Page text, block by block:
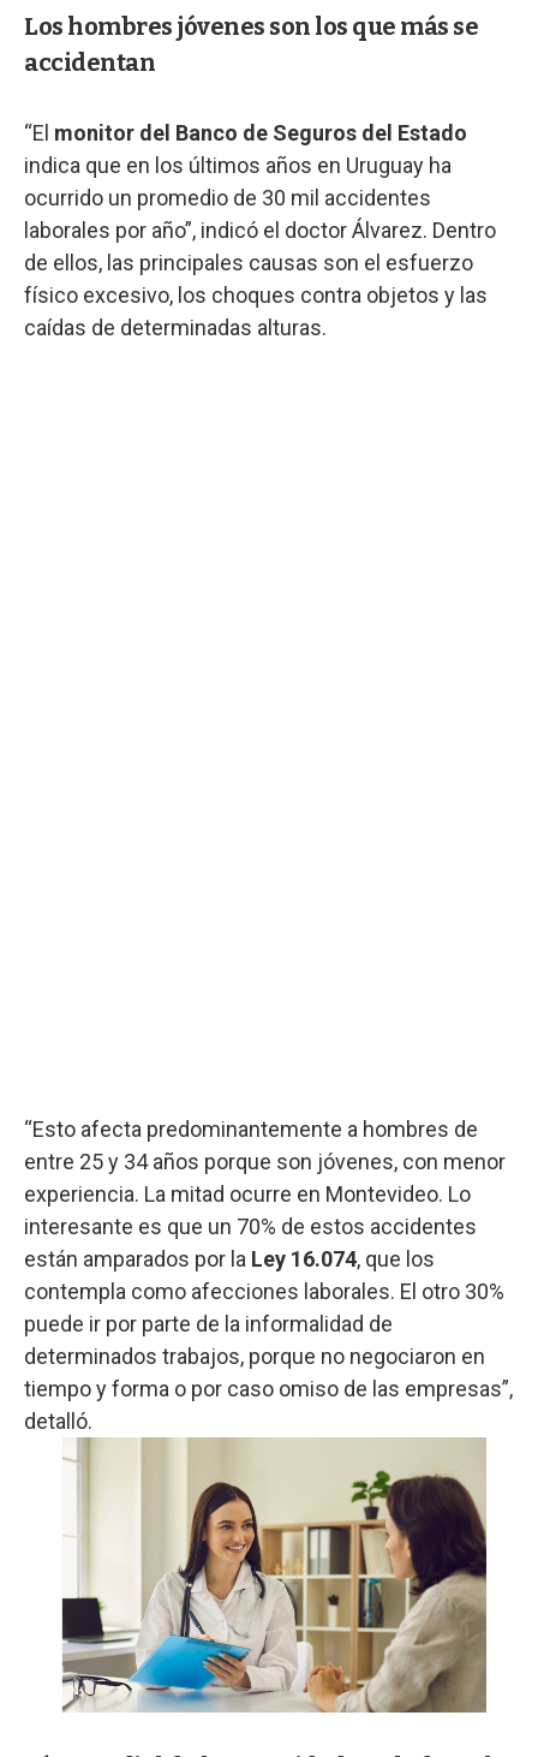
Los hombres jóvenes son los que más se
accidentan
“El monitor del Banco de Seguros del Estado
indica que en los últimos años en Uruguay ha
ocurrido un promedio de 30 mil accidentes
laborales por año”, indicó el doctor Álvarez. Dentro
de ellos, las principales causas son el esfuerzo
físico excesivo, los choques contra objetos y las
caídas de determinadas alturas.
“Esto afecta predominantemente a hombres de
entre 25 y 34 años porque son jóvenes, con menor
experiencia. La mitad ocurre en Montevideo. Lo
interesante es que un 70% de estos accidentes
están amparados por la Ley 16.074, que los
contempla como afecciones laborales. El otro 30%
puede ir por parte de la informalidad de
determinados trabajos, porque no negociaron en
tiempo y forma o por caso omiso de las empresas”,
detalló.